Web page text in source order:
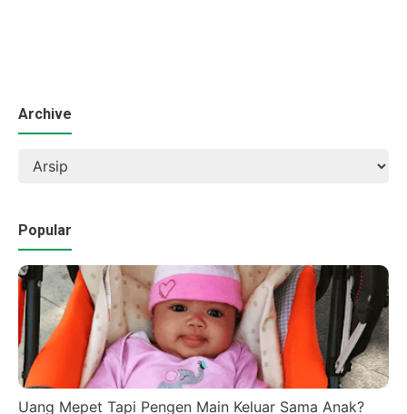
Archive
Popular
Uang Mepet Tapi Pengen Main Keluar Sama Anak?